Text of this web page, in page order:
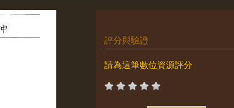
評分與驗證
請為這筆數位資源評分